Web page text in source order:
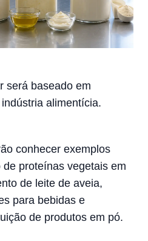
será baseado em
alimentícia.
conhecer exemplos
proteínas vegetais em
de leite de aveia,
para bebidas e
de produtos em pó.